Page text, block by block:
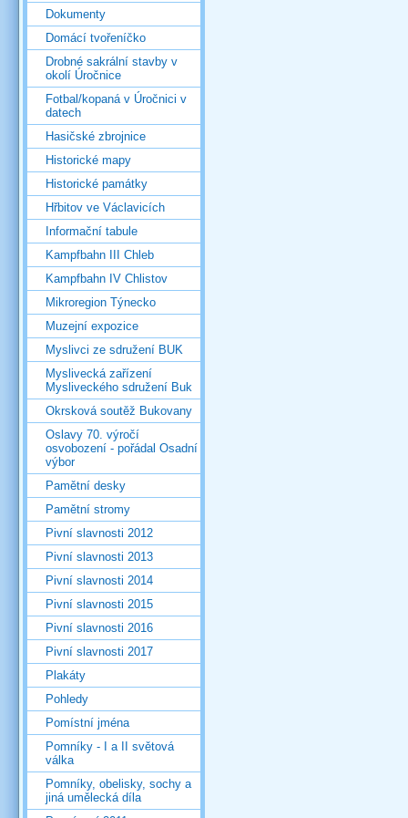
Dokumenty
Domácí tvořeníčko
Drobné sakrální stavby v
okolí Úročnice
Fotbal/kopaná v Úročnici v
datech
Hasičské zbrojnice
Historické mapy
Historické památky
Hřbitov ve Václavicích
Informační tabule
Kampfbahn III Chleb
Kampfbahn IV Chlistov
Mikroregion Týnecko
Muzejní expozice
Myslivci ze sdružení BUK
Myslivecká zařízení
Mysliveckého sdružení Buk
Okrsková soutěž Bukovany
Oslavy 70. výročí
osvobození - pořádal Osadní
výbor
Pamětní desky
Pamětní stromy
Pivní slavnosti 2012
Pivní slavnosti 2013
Pivní slavnosti 2014
Pivní slavnosti 2015
Pivní slavnosti 2016
Pivní slavnosti 2017
Plakáty
Pohledy
Pomístní jména
Pomníky - I a II světová
válka
Pomníky, obelisky, sochy a
jiná umělecká díla